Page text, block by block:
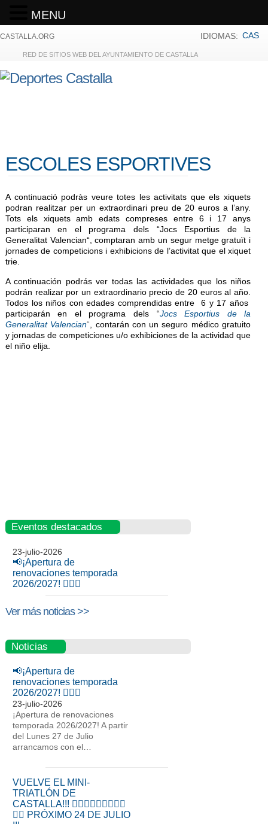
CASTALLA.ORG
RED DE SITIOS WEB DEL AYUNTAMIENTO DE CASTALLA
IDIOMAS: CAS
ESCOLES ESPORTIVES
A continuació podràs veure totes les activitats que els xiquets
podran realitzar per un extraordinari preu de 20 euros a l’any.
Tots els xiquets amb edats compreses entre 6 i 17 anys
participaran en el programa dels “Jocs Esportius de la
Generalitat Valencian“, comptaran amb un segur metge gratuït i
jornades de competicions i exhibicions de l’activitat que el xiquet
trie.
A continuación podrás ver todas las actividades que los niños
podrán realizar por un extraordinario precio de 20 euros al año.
Todos los niños con edades comprendidas entre 6 y 17 años
participarán en el programa dels “Jocs Esportius de la
Generalitat Valencian“ , contarán con un seguro médico gratuito
y jornadas de competiciones u/o exhibiciones de la actividad que
el niño elija.
Eventos destacados
23-julio-2026
📢¡Apertura de
renovaciones temporada
2026/2027! 🏊‍♂️👟
Ver más noticias >>
Noticias
📢¡Apertura de
renovaciones temporada
2026/2027! 🏊‍♂️👟
23-julio-2026
¡Apertura de renovaciones
temporada 2026/2027! A partir
del Lunes 27 de Julio
arrancamos con el…
VUELVE EL MINI-
TRIATLÓN DE
CASTALLA!!! 🏊‍♀🏊‍♂🚴‍♀🚴🏃‍♂
🏃‍♀ PRÓXIMO 24 DE JULIO
MENU